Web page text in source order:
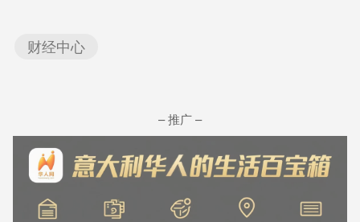
财经中心
– 推广 –